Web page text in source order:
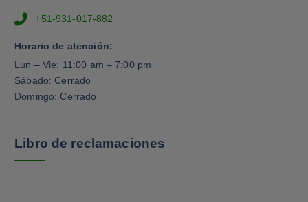
+51-931-017-882
Horario de atención:
Lun – Vie: 11:00 am – 7:00 pm
Sábado: Cerrado
Domingo: Cerrado
Libro de reclamaciones